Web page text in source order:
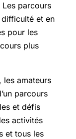
parcours
difficulté et en
pour les
plus
les amateurs
parcours
et défis
activités
et tous les